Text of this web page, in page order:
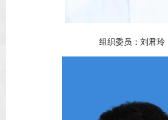
组织委员：刘君玲